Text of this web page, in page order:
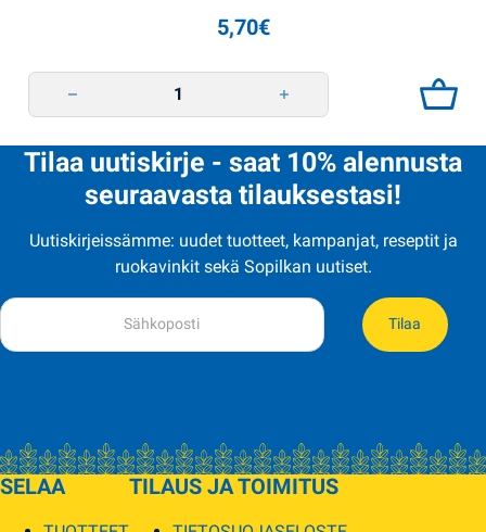
5,70€
Vihanneslajitelma pattisonia tomaatteja kurkkuja 900g RVT quantity
Tilaa uutiskirje - saat 10% alennusta
seuraavasta tilauksestasi!
Uutiskirjeissämme: uudet tuotteet, kampanjat, reseptit ja
ruokavinkit sekä Sopilkan uutiset.
Tilaa
SELAA TILAUS JA TOIMITUS